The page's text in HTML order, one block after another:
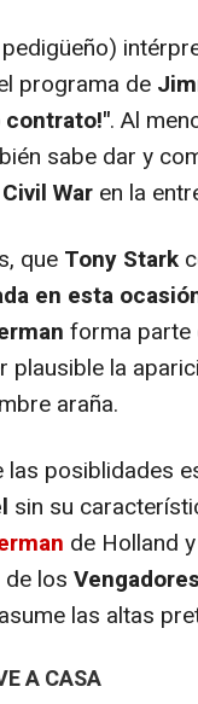
programa de
contrato!". Al
sabe dar y
Civil War en la
que Tony Stark
en esta
forma parte
plausible la
araña.
las posiblidades
sin su
de Holland
los Vengadores
las altas
A CASA